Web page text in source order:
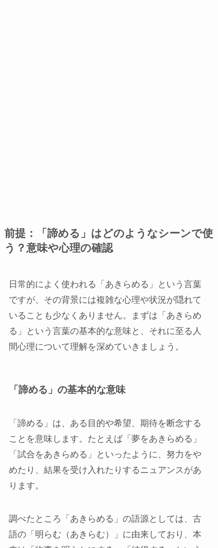
前提：「諦める」はどのようなシーンで使
う？意味や心理の確認
日常的によく使われる「あきらめる」という言葉
ですが、その背景には複雑な心理や状況が隠れて
いることも少なくありません。まずは「あきらめ
る」という言葉の基本的な意味と、それに至る人
間心理について理解を深めていきましょう。
「諦める」の基本的な意味
「諦める」は、ある目的や希望、期待を断念する
ことを意味します。たとえば「夢をあきらめる」
「試合をあきらめる」といったように、努力をや
めたり、結果を受け入れたりするニュアンスがあ
ります。
調べたところ「あきらめる」の語源としては、古
語の「明らむ（あきらむ）」に由来しており、本